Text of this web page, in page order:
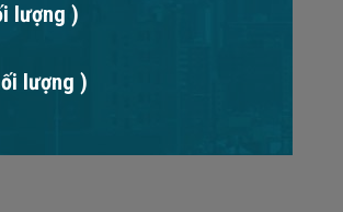
lượng )
lượng )